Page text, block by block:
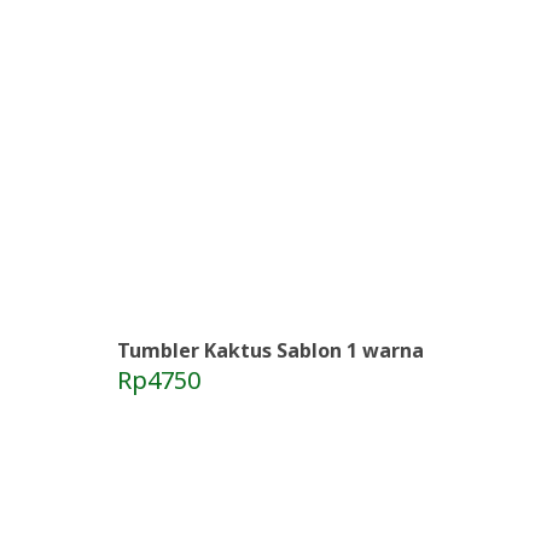
Tumbler Kaktus Sablon 1 warna
Rp4750